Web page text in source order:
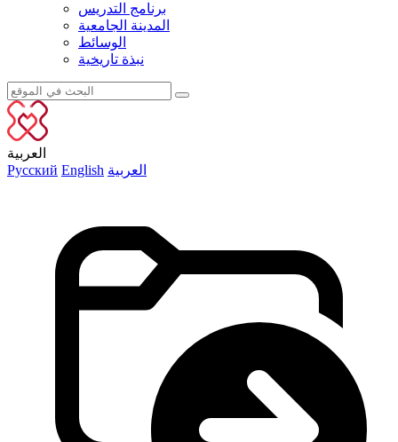
برنامج التدريس
المدينة الجامعية
الوسائط
نبذة تاريخية
العربية
Русский English العربية